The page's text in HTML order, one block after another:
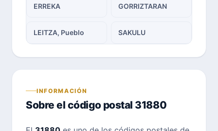
ERREKA GORRIZTARAN
LEITZA, Pueblo SAKULU
INFORMACIÓN
Sobre el código postal 31880